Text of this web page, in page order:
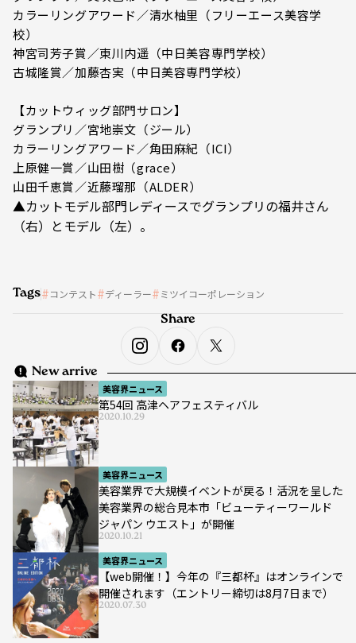
カラーリングアワード／清水柚里（フリーエース美容学
校）
神宮司芳子賞／東川内遥（中日美容専門学校）
古城隆賞／加藤杏実（中日美容専門学校）
【カットウィッグ部門サロン】
グランプリ／宮地崇文（ジール）
カラーリングアワード／角田麻紀（ICI）
上原健一賞／山田樹（grace）
山田千恵賞／近藤瑠那（ALDER）
▲カットモデル部門レディースでグランプリの福井さん
（右）とモデル（左）。
Tags コンテスト ディーラー ミツイコーポレーション
New arrive
美容界ニュース
第54回 高津ヘアフェスティバル
2020.10.29
美容界ニュース
美容業界で大規模イベントが戻る！活況を呈した
美容業界の総合見本市「ビューティーワールド
ジャパン ウエスト」が開催
2020.10.21
美容界ニュース
【web開催！】今年の『三都杯』はオンラインで
開催されます（エントリー締切は8月7日まで）
2020.07.30
Share